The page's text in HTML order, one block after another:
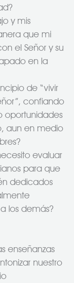
y mis
que mi
el Señor y su
en la
de “vivir
confiando
oportunidades
aun en medio
evaluar
para que
dedicados
los demás?
enseñanzas
nuestro